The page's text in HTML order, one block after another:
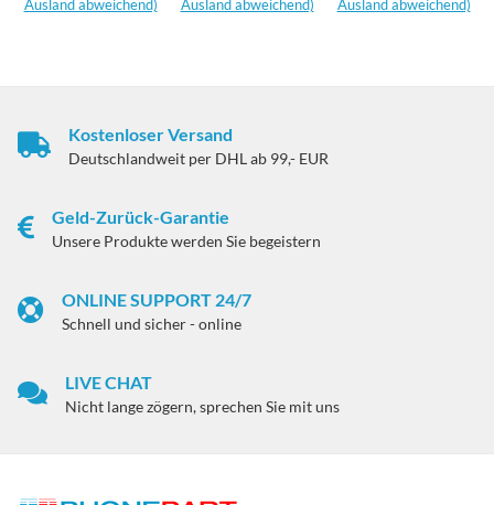
Ausland abweichend)
Ausland abweichend)
Ausland abweichend)
Kostenloser Versand
Deutschlandweit per DHL ab 99,- EUR
Geld-Zurück-Garantie
Unsere Produkte werden Sie begeistern
ONLINE SUPPORT 24/7
Schnell und sicher - online
LIVE CHAT
Nicht lange zögern, sprechen Sie mit uns